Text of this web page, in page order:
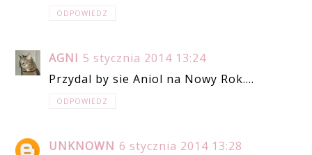
ODPOWIEDZ
AGNI 5 stycznia 2014 13:24
Przydal by sie Aniol na Nowy Rok....
ODPOWIEDZ
UNKNOWN 6 stycznia 2014 13:28